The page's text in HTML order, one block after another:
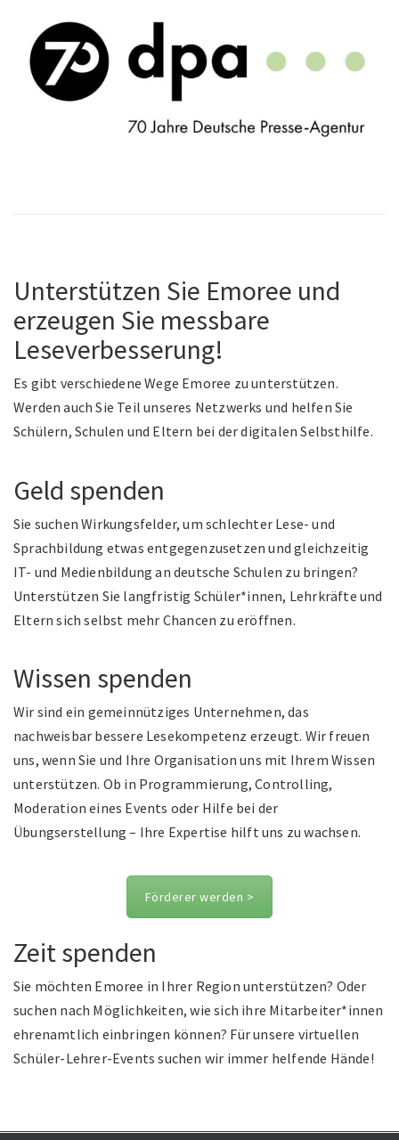
Unterstützen Sie Emoree und
erzeugen Sie messbare
Leseverbesserung!
Es gibt verschiedene Wege Emoree zu unterstützen.
Werden auch Sie Teil unseres Netzwerks und helfen Sie
Schülern, Schulen und Eltern bei der digitalen Selbsthilfe.
Geld spenden
Sie suchen Wirkungsfelder, um schlechter Lese- und
Sprachbildung etwas entgegenzusetzen und gleichzeitig
IT- und Medienbildung an deutsche Schulen zu bringen?
Unterstützen Sie langfristig Schüler*innen, Lehrkräfte und
Eltern sich selbst mehr Chancen zu eröffnen.
Wissen spenden
Wir sind ein gemeinnütziges Unternehmen, das
nachweisbar bessere Lesekompetenz erzeugt. Wir freuen
uns, wenn Sie und Ihre Organisation uns mit Ihrem Wissen
unterstützen. Ob in Programmierung, Controlling,
Moderation eines Events oder Hilfe bei der
Übungserstellung – Ihre Expertise hilft uns zu wachsen.
Förderer werden >
Zeit spenden
Sie möchten Emoree in Ihrer Region unterstützen? Oder
suchen nach Möglichkeiten, wie sich ihre Mitarbeiter*innen
ehrenamtlich einbringen können? Für unsere virtuellen
Schüler-Lehrer-Events suchen wir immer helfende Hände!